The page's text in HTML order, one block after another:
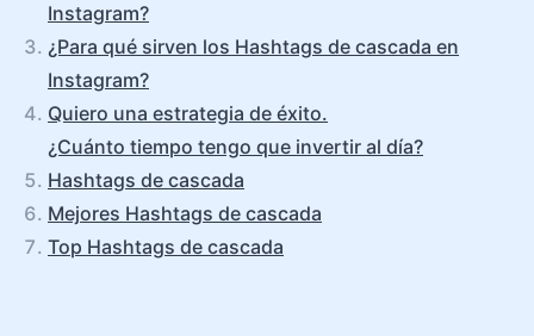
Instagram?
¿Para qué sirven los Hashtags de cascada en
Instagram?
Quiero una estrategia de éxito.
¿Cuánto tiempo tengo que invertir al día?
Hashtags de cascada
Mejores Hashtags de cascada
Top Hashtags de cascada